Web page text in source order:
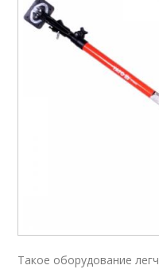
Такое оборудование